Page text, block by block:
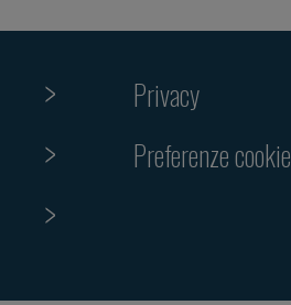
Privacy
Preferenze cookie